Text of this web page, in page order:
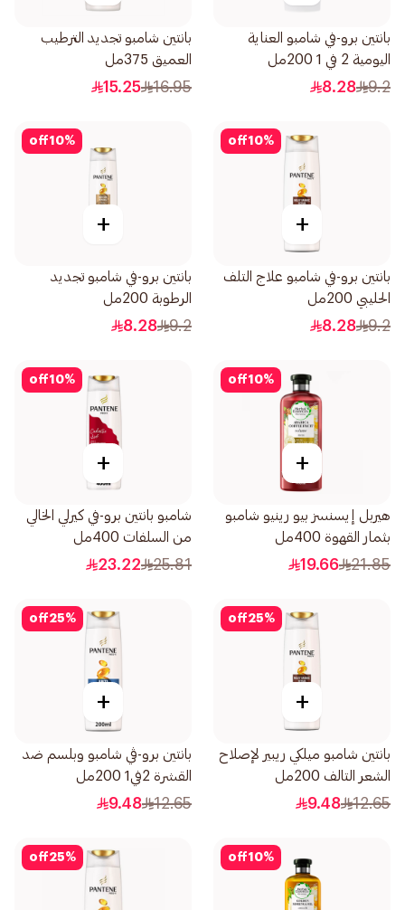
بانتين برو-في شامبو العناية
اليومية 2 في 1 200مل
9.2
8.28
بانتين شامبو تجديد الترطيب
العميق 375مل
16.95
15.25
10%
off
+
بانتين برو-في شامبو علاج التلف
الحليبي 200مل
9.2
8.28
10%
off
+
بانتين برو-في شامبو تجديد
الرطوبة 200مل
9.2
8.28
10%
off
+
هيربل إيسنسز بيو رينيو شامبو
بثمار القهوة 400مل
21.85
19.66
10%
off
+
شامبو بانتين برو-في كيرلي الخالي
من السلفات 400مل
25.81
23.22
25%
off
+
بانتين شامبو ميلكي ريبير لإصلاح
الشعر التالف 200مل
12.65
9.48
25%
off
+
بانتين برو-ڤي شامبو وبلسم ضد
القشرة 2في1 200مل
12.65
9.48
10%
off
25%
off